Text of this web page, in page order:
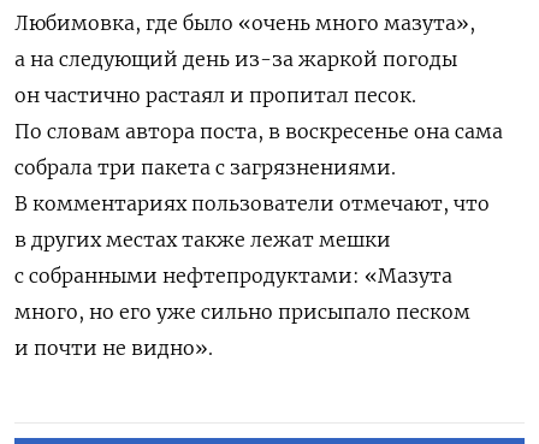
Любимовка, где было «очень много мазута»,
а на следующий день из-за жаркой погоды
он частично растаял и пропитал песок.
По словам автора поста, в воскресенье она сама
собрала три пакета с загрязнениями.
В комментариях пользователи отмечают, что
в других местах также лежат мешки
с собранными нефтепродуктами: «Мазута
много, но его уже сильно присыпало песком
и почти не видно».